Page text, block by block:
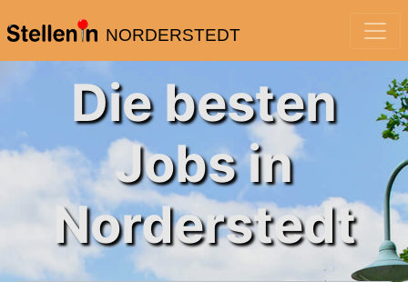
NORDERSTEDT
Die besten
Jobs in
Norderstedt